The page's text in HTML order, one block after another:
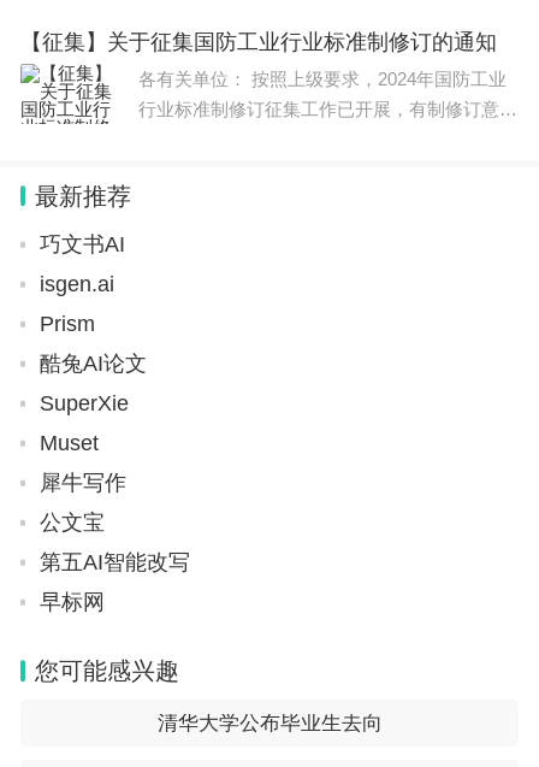
幅提高天气及气候预测等方面的精准率。同时，
多项气象核心技术实现突破，在全球同化预报系
统
【征集】关于征集国防工业行业标准制修订的通知
各有关单位： 按照上级要求，2024年国防工业
行业标准制修订征集工作已开展，有制修订意向
最新推荐
巧文书AI
isgen.ai
Prism
酷兔AI论文
SuperXie
Muset
犀牛写作
公文宝
第五AI智能改写
早标网
您可能感兴趣
清华大学公布毕业生去向